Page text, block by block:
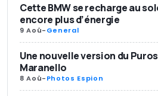
Cette BMW se recharge au
encore plus d’énergie
9 Aoû-General
Une nouvelle version du
Maranello
8 Aoû-Photos Espion